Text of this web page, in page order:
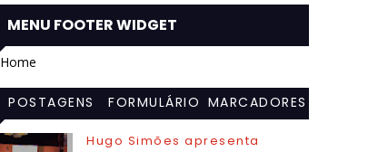
MENU FOOTER WIDGET
Home
POSTAGENS
MAIS
FORMULÁRIO MARCADORES
Hugo Simões apresenta